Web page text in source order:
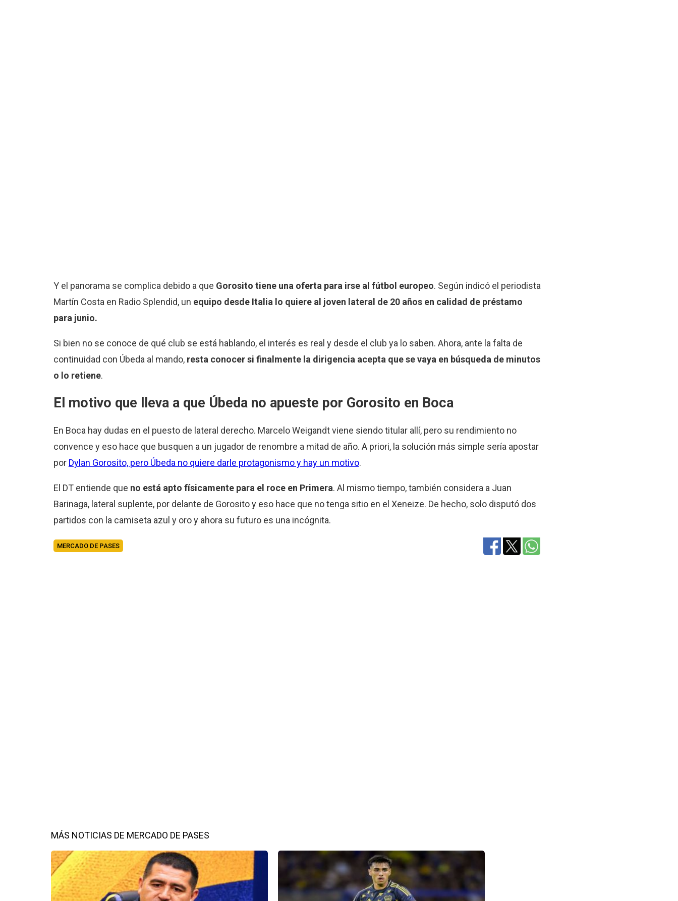
Y el panorama se complica debido a que Gorosito tiene una oferta para irse al fútbol europeo. Según indicó el periodista
Martín Costa en Radio Splendid, un equipo desde Italia lo quiere al joven lateral de 20 años en calidad de préstamo
para junio.
Si bien no se conoce de qué club se está hablando, el interés es real y desde el club ya lo saben. Ahora, ante la falta de
continuidad con Úbeda al mando, resta conocer si finalmente la dirigencia acepta que se vaya en búsqueda de minutos
o lo retiene.
El motivo que lleva a que Úbeda no apueste por Gorosito en Boca
En Boca hay dudas en el puesto de lateral derecho. Marcelo Weigandt viene siendo titular allí, pero su rendimiento no
convence y eso hace que busquen a un jugador de renombre a mitad de año. A priori, la solución más simple sería apostar
por Dylan Gorosito, pero Úbeda no quiere darle protagonismo y hay un motivo.
El DT entiende que no está apto físicamente para el roce en Primera. Al mismo tiempo, también considera a Juan
Barinaga, lateral suplente, por delante de Gorosito y eso hace que no tenga sitio en el Xeneize. De hecho, solo disputó dos
partidos con la camiseta azul y oro y ahora su futuro es una incógnita.
MERCADO DE PASES
MÁS NOTICIAS DE MERCADO DE PASES